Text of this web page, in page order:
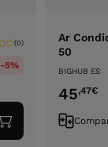
(0)
-5%
Adicionar
ao
Ar
50
BIGHUB ES
45,47€